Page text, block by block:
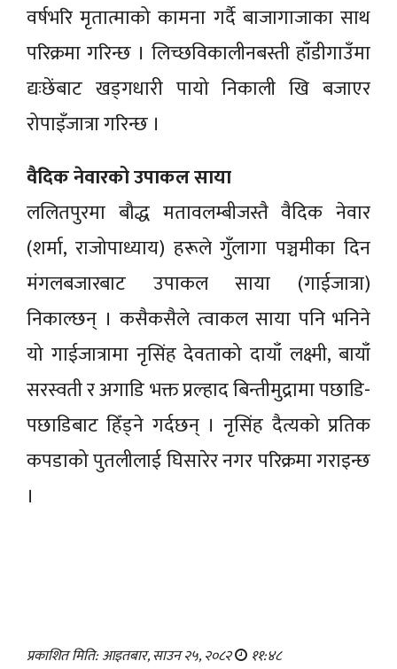
वर्षभरि मृतात्माको कामना गर्दै बाजागाजाका साथ
परिक्रमा गरिन्छ । लिच्छविकालीनबस्ती हाँडीगाउँमा
द्यःछेंबाट खड्गधारी पायो निकाली खि बजाएर
रोपाइँजात्रा गरिन्छ ।
वैदिक नेवारको उपाकल साया
ललितपुरमा बौद्ध मतावलम्बीजस्तै वैदिक नेवार
(शर्मा, राजोपाध्याय) हरूले गुँलागा पञ्चमीका दिन
मंगलबजारबाट उपाकल साया (गाईजात्रा)
निकाल्छन् । कसैकसैले त्वाकल साया पनि भनिने
यो गाईजात्रामा नृसिंह देवताको दायाँ लक्ष्मी, बायाँ
सरस्वती र अगाडि भक्त प्रल्हाद बिन्तीमुद्रामा पछाडि-
पछाडिबाट हिँड्ने गर्दछन् । नृसिंह दैत्यको प्रतिक
कपडाको पुतलीलाई घिसारेर नगर परिक्रमा गराइन्छ
।
प्रकाशित मिति: आइतबार, साउन २५, २०८२ ११:४८